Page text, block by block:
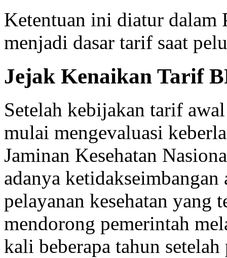
Ketentuan ini diatur dalam
menjadi dasar tarif saat
Jejak Kenaikan Tarif
Setelah kebijakan tarif
mulai mengevaluasi
Jaminan Kesehatan
adanya ketidakseimbangan
pelayanan kesehatan
mendorong pemerintah
kali beberapa tahun